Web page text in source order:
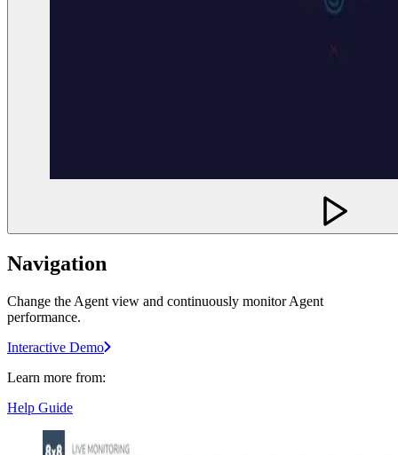
Navigation
Change the Agent view and continuously monitor Agent
performance.
Interactive Demo
Learn more from:
Help Guide